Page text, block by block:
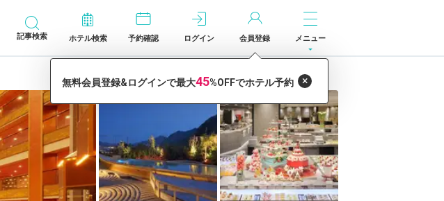
記事検索 ホテル検索 予約確認 ログイン 会員登録 メニュー